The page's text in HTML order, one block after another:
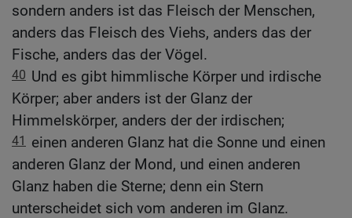
sondern anders ist das Fleisch der Menschen,
anders das Fleisch des Viehs, anders das der
Fische, anders das der Vögel.
40 Und es gibt himmlische Körper und irdische
Körper; aber anders ist der Glanz der
Himmelskörper, anders der der irdischen;
41 einen anderen Glanz hat die Sonne und einen
anderen Glanz der Mond, und einen anderen
Glanz haben die Sterne; denn ein Stern
unterscheidet sich vom anderen im Glanz.